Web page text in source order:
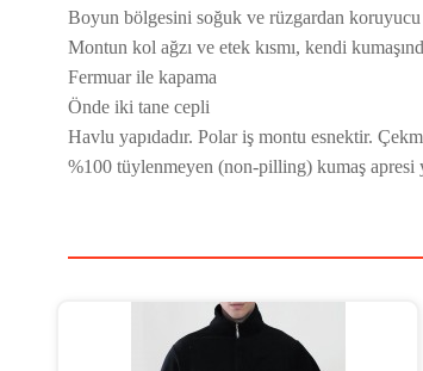
Boyun bölgesini soğuk ve rüzgardan koruyucu
Montun kol ağzı ve etek kısmı, kendi
Fermuar ile kapama
Önde iki tane cepli
Havlu yapıdadır. Polar iş montu esnektir.
%100 tüylenmeyen (non-pilling) kumaş apresi